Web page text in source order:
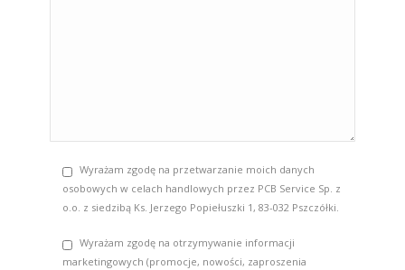
Wyrażam zgodę na przetwarzanie moich danych
osobowych w celach handlowych przez PCB Service Sp. z
o.o. z siedzibą Ks. Jerzego Popiełuszki 1, 83-032 Pszczółki.
Wyrażam zgodę na otrzymywanie informacji
marketingowych (promocje, nowości, zaproszenia